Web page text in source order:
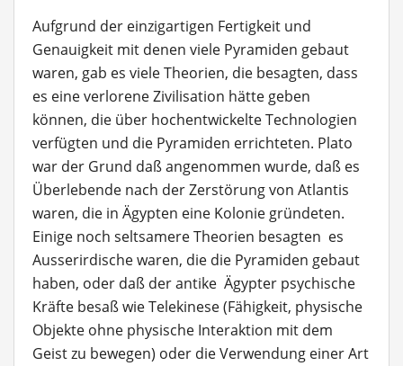
Aufgrund der einzigartigen Fertigkeit und
Genauigkeit mit denen viele Pyramiden gebaut
waren, gab es viele Theorien, die besagten, dass
es eine verlorene Zivilisation hätte geben
können, die über hochentwickelte Technologien
verfügten und die Pyramiden errichteten. Plato
war der Grund daß angenommen wurde, daß es
Überlebende nach der Zerstörung von Atlantis
waren, die in Ägypten eine Kolonie gründeten.
Einige noch seltsamere Theorien besagten es
Ausserirdische waren, die die Pyramiden gebaut
haben, oder daß der antike Ägypter psychische
Kräfte besaß wie Telekinese (Fähigkeit, physische
Objekte ohne physische Interaktion mit dem
Geist zu bewegen) oder die Verwendung einer Art